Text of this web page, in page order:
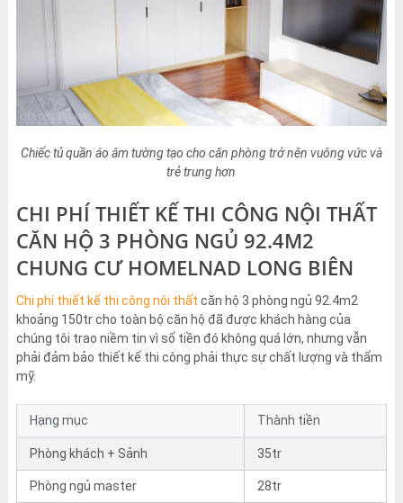
Chiếc tủ quần áo âm tường tạo cho căn phòng trở nên vuông vức và
trẻ trung hơn
CHI PHÍ THIẾT KẾ THI CÔNG NỘI THẤT
CĂN HỘ 3 PHÒNG NGỦ 92.4M2
CHUNG CƯ HOMELNAD LONG BIÊN
Chi phí thiết kế thi công nội thất căn hộ 3 phòng ngủ 92.4m2
khoảng 150tr cho toàn bộ căn hộ đã được khách hàng của
chúng tôi trao niềm tin vì số tiền đó không quá lớn, nhưng vẫn
phải đảm bảo thiết kế thi công phải thực sự chất lượng và thẩm
mỹ.
Hạng mục Thành tiền
Phòng khách + Sảnh 35tr
Phòng ngủ master 28tr